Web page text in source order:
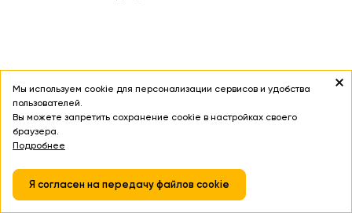
Мы используем cookie для персонализации сервисов и удобства
пользователей.
Вы можете запретить сохранение cookie в настройках своего
браузера.
Подробнее
Я согласен на передачу файлов cookie